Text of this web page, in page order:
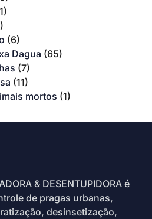
(6)
Dagua (65)
(7)
(11)
mortos (1)
& DESENTUPIDORA é
de pragas urbanas,
desinsetização,